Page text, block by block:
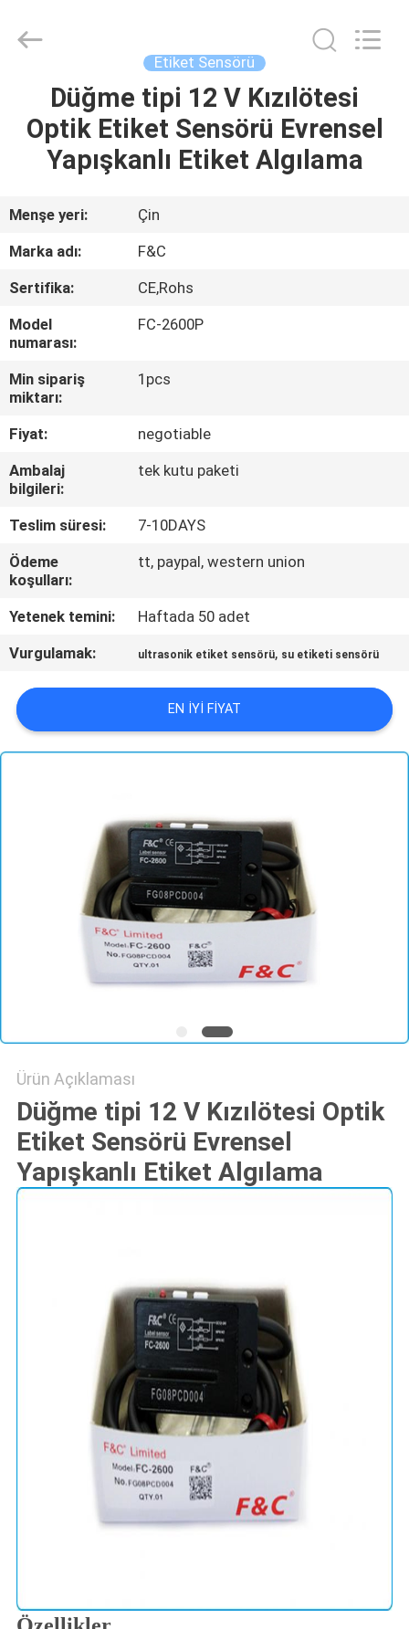
ÜRÜN:%
HAKKIMIZDA
FABRIKA
TURU
KALITE
KONTROL
BIZE
ULAŞIN
HABERLER
BIR
TEKLIF
ISTEĞI
SITE
PRIVACY
Copyright
Technology
(Hunan)
Etiket Sensörü
Düğme tipi 12 V Kızılötesi
Optik Etiket Sensörü Evrensel
Yapışkanlı Etiket Algılama
Menşe yeri:
Çin
Marka adı:
F&C
Sertifika:
CE,Rohs
Model
numarası:
FC-2600P
Min sipariş
miktarı:
1pcs
Fiyat:
negotiable
Ambalaj
bilgileri:
tek kutu paketi
Teslim süresi:
7-10DAYS
Ödeme
koşulları:
tt, paypal, western union
Yetenek temini:
Haftada 50 adet
Vurgulamak:
ultrasonik etiket sensörü, su etiketi sensörü
EN IYI FIYAT
Ürün Açıklaması
Düğme tipi 12 V Kızılötesi Optik
Etiket Sensörü Evrensel
Yapışkanlı Etiket Algılama